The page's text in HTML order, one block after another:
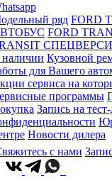
ряд FORD
FORD
Кузовной
для Вашего
сервиса на
программы
Запись на
Новости дилера
с нами